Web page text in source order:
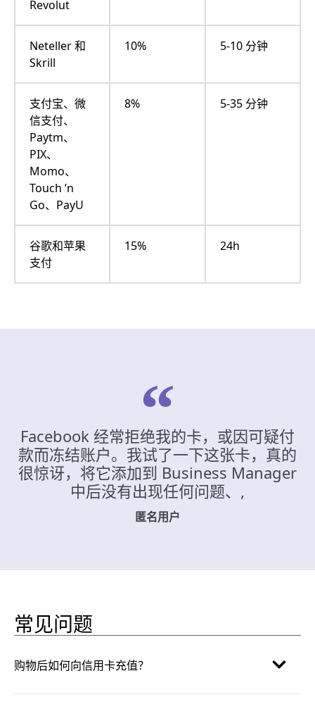
Revolut
Neteller 和
Skrill
10% 5-10 分钟
支付宝、微
信支付、
Paytm、
PIX、
Momo、
Touch ’n
Go、PayU
8% 5-35 分钟
谷歌和苹果
支付
15% 24h
Facebook 经常拒绝我的卡，或因可疑付
款而冻结账户。我试了一下这张卡，真的
很惊讶，将它添加到 Business Manager
中后没有出现任何问题、,
匿名用户
常见问题
购物后如何向信用卡充值？